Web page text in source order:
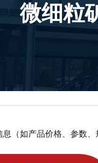
微细粒
（如产品价格、参数